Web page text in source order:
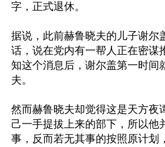
字，正式退休。
据说，此前赫鲁晓夫的儿子谢尔
话，说在党内有一帮人正在密谋
知这个消息后，谢尔盖第一时间
夫。
然而赫鲁晓夫却觉得这是天方夜
己一手提拔上来的部下，所以他
事，反而若无其事的按照原计划